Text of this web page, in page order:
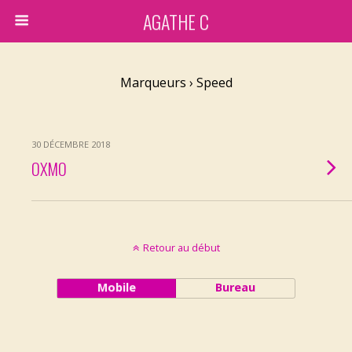
AGATHE C
Marqueurs › Speed
30 DÉCEMBRE 2018
OXMO
Retour au début
Mobile Bureau